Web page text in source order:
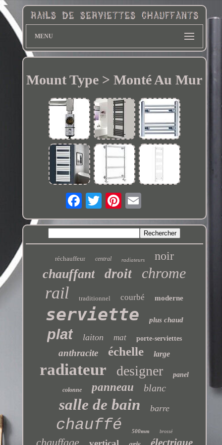
MENU
Mount Type > Monté Au Mur
réchauffeur central radiateurs noir
chauffant droit chrome
rail traditionnel courbé moderne
serviette plus chaud
plat laiton mat porte-serviettes
anthracite échelle large
radiateur designer panel
colonne panneau blanc
salle de bain barre
chauffé 500mm brossé
chauffage électrique